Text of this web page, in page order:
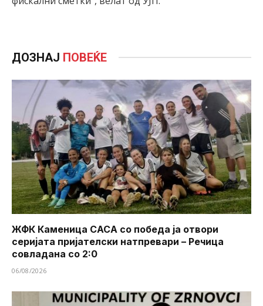
ДОЗНАЈ ПОВЕЌЕ
ЖФК Каменица САСА со победа ја отвори
серијата пријателски натпревари – Речица
совладана со 2:0
06/08/2026